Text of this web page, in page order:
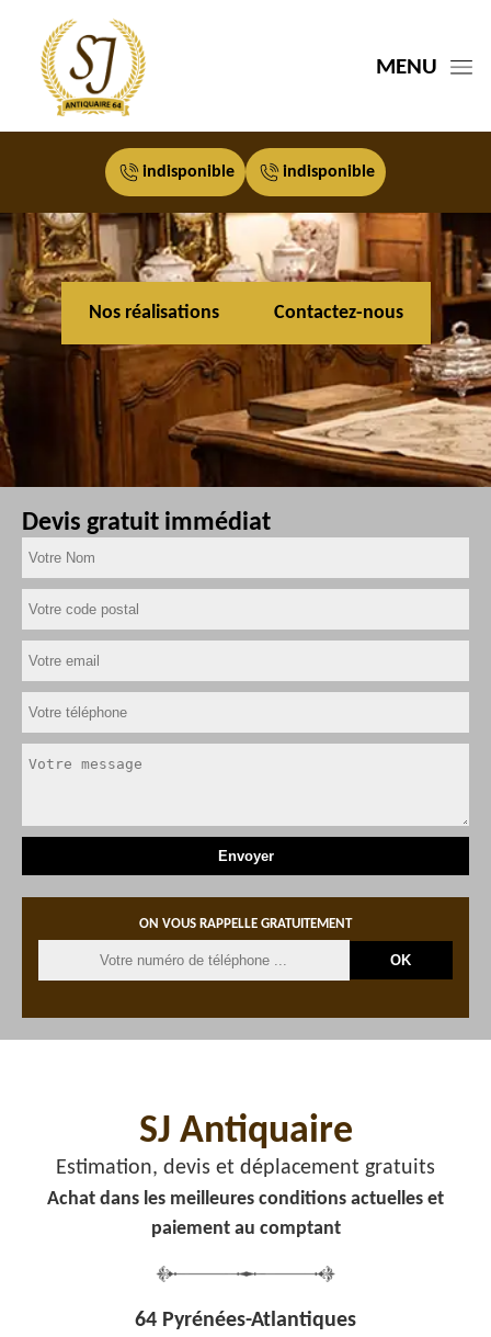
MENU
indisponible indisponible
Nos réalisations Contactez-nous
Devis gratuit immédiat
ON VOUS RAPPELLE GRATUITEMENT
SJ Antiquaire
Estimation, devis et déplacement gratuits
Achat dans les meilleures conditions actuelles et
paiement au comptant
64 Pyrénées-Atlantiques